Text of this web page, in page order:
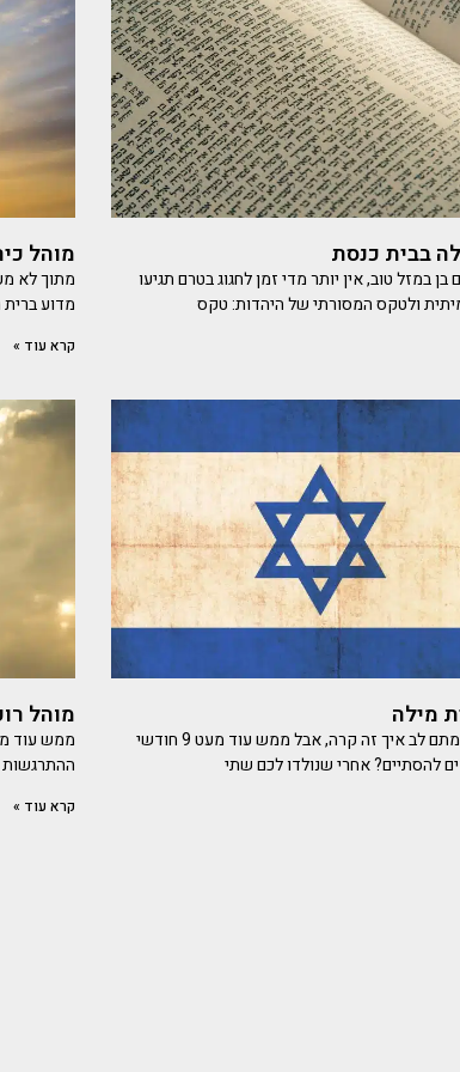
בבית כנסת
בן במזל טוב, אין יותר מדי זמן לחגוג בטרם תגיעו
ולטקס המסורתי של היהדות: טקס
מוהל
מתוך לא
מדוע
קרא עוד »
מילה
לא ממש שמתם לב איך זה קרה, אבל ממש עוד מעט 9 חודשי
להסתיים? אחרי שנולדו לכם שתי
מוהל
ממש עוד
ההתרגשות
קרא עוד »